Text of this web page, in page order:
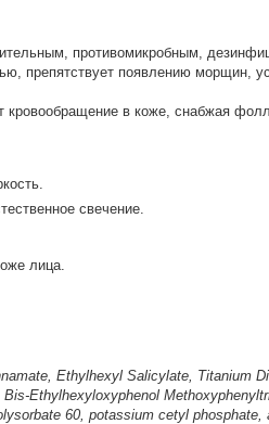
противомикробным,
препятствует появлению морщин,
кровообращение в коже, снабжая
свечение.
лица.
Ethylhexyl Salicylate, Titanium
Ethylhexyloxyphenol
60, potassium cetyl